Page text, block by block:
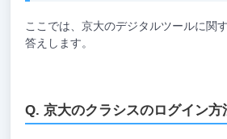
ここでは、京大のデジタルツールに関
答えします。
京大のクラシスのログイン方